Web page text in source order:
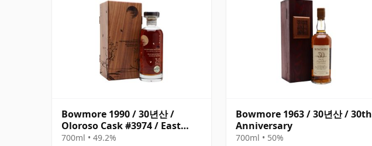
Bowmore 1990 / 30년산 /
Oloroso Cask #3974 / East
Asia
700ml • 49.2%
Bowmore 1963 / 30년산 / 30th
Anniversary
700ml • 50%